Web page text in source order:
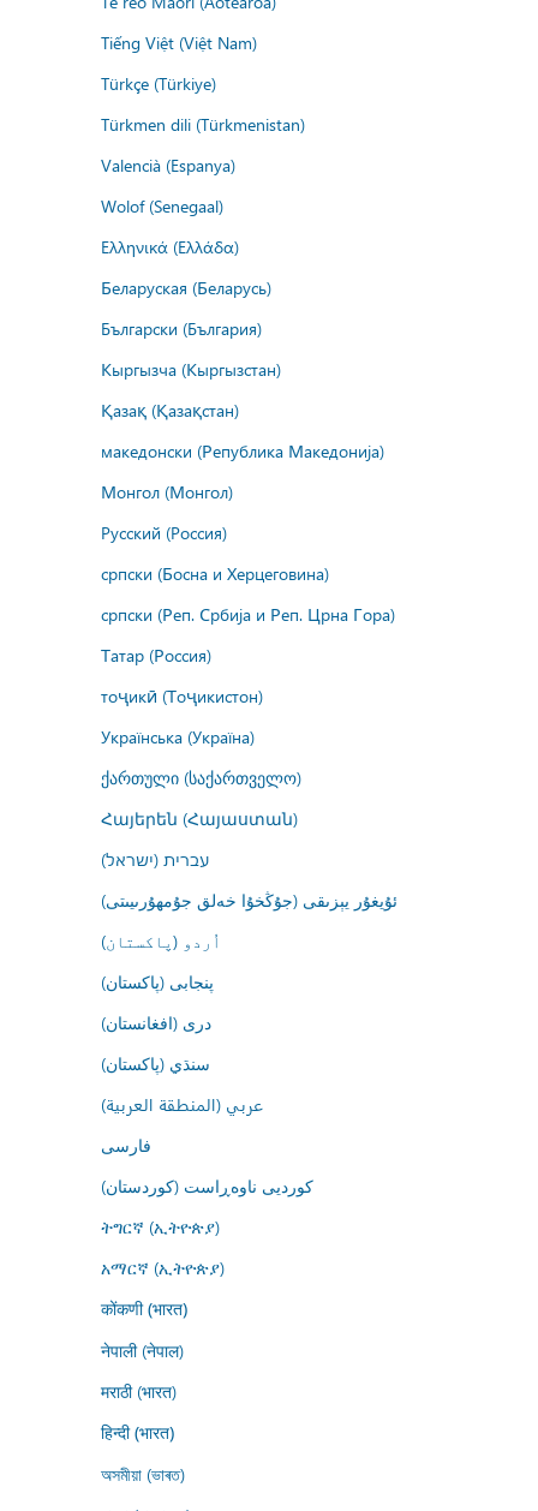
Tiếng Việt (Việt Nam)
Türkçe (Türkiye)
Türkmen dili (Türkmenistan)
Valencià (Espanya)
Wolof (Senegaal)
Ελληνικά (Ελλάδα)
Беларуская (Беларусь)
Български (България)
Кыргызча (Кыргызстан)
Қазақ (Қазақстан)
македонски (Република Македонија)
Монгол (Монгол)
Русский (Россия)
српски (Босна и Херцеговина)
српски (Реп. Србија и Реп. Црна Гора)
Татар (Россия)
тоҷикӣ (Тоҷикистон)
Українська (Україна)
ქართული (საქართველო)
Հայերեն (Հայաստան)
עברית (ישראל)
ئۇيغۇر يېزىقى (جۇڭخۇا خەلق جۇمھۇرىيىتى)
اُردو (پاکستان)
پنجابی (پاکستان)
درى (افغانستان)
سنڌي (پاکستان)
عربي (المنطقة العربية)
فارسى
کوردیی ناوەڕاست (کوردستان)
ትግርኛ (ኢትዮጵያ)
አማርኛ (ኢትዮጵያ)
कोंकणी (भारत)
नेपाली (नेपाल)
मराठी (भारत)
हिन्दी (भारत)
অসমীয়া (ভাৰত)